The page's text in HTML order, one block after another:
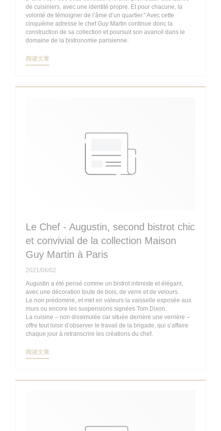
de cuisiniers, avec une identité propre. Et pour chacune, la
volonté de témoigner de l’âme d’un quartier." Avec cette
cinquième adresse le chef Guy Martin continue donc la
construction de sa collection et poursuit son avancé dans le
domaine de la bistronomie parisienne.
阅读文章((在新窗口中打开))
Le Chef - Augustin, second bistrot chic
et convivial de la collection Maison
Guy Martin à Paris
2021/06/02
Augustin a été pensé comme un bistrot intimiste et élégant,
avec une décoration toute de bois, de verre et de velours.
Le noir prédomine, et met en valeurs la vaisselle exposée aux
murs ou encore les suspensions signées Tom Dixon.
La cuisine – non dissimulée car située derrière une verrière –
offre tout loisir d’observer le travail de la brigade, qui s’affaire
chaque jour à retranscrire les créations du chef.
阅读文章((在新窗口中打开))